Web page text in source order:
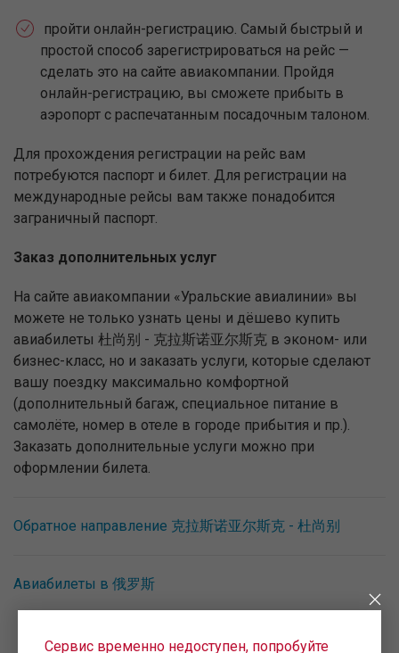
пройти онлайн-регистрацию. Самый быстрый и
простой способ зарегистрироваться на рейс —
сделать это на сайте авиакомпании. Пройдя
онлайн-регистрацию, вы сможете прибыть в
аэропорт с распечатанным посадочным талоном.
Для прохождения регистрации на рейс вам
потребуются паспорт и билет. Для регистрации на
международные рейсы вам также понадобится
заграничный паспорт.
Заказ дополнительных услуг
На сайте авиакомпании «Уральские авиалинии» вы
можете не только узнать цены и дёшево купить
авиабилеты 杜尚别 - 克拉斯诺亚尔斯克 в эконом- или
бизнес-класс, но и заказать услуги, которые сделают
вашу поездку максимально комфортной
(дополнительный багаж, специальное питание в
самолёте, номер в отеле в городе прибытия и пр.).
Заказать дополнительные услуги можно при
оформлении билета.
Обратное направление 克拉斯诺亚尔斯克 - 杜尚别
Авиабилеты в 俄罗斯
Сервис временно недоступен, попробуйте